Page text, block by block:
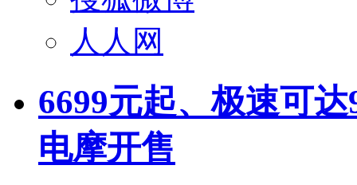
人人网
6699元起、极速可
电摩开售